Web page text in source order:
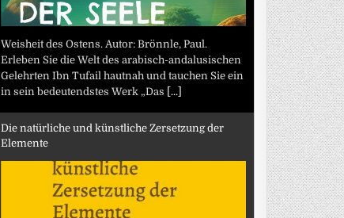
Weisheit des Ostens. Autor: Brönnle, Paul.
Erleben Sie die Welt des arabisch-andalusischen
Gelehrten Ibn Tufail hautnah und tauchen Sie ein
in sein bedeutendstes Werk „Das [...]
Die natürliche und künstliche Zersetzung der
Elemente